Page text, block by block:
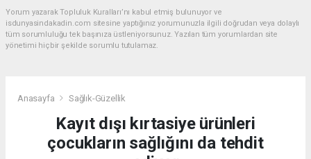
Yorum yazarak Topluluk Kuralları’nı kabul etmiş bulunuyor ve
isdunyasindakadin.com sitesine yaptığınız yorumunuzla ilgili doğrudan veya dolaylı
tüm sorumluluğu tek başınıza üstleniyorsunuz. Yazılan tüm yorumlardan site
yönetimi hiçbir şekilde sorumlu tutulamaz.
Anasayfa Sağlık-Güzellik
Kayıt dışı kırtasiye ürünleri
çocukların sağlığını da tehdit